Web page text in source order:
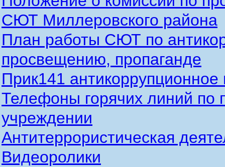
СЮТ Миллеровского района
План работы СЮТ по
просвещению, пропаганде
Прик141 антикоррупционное
Телефоны горячих линий по
учреждении
Антитеррористическая
Видеоролики